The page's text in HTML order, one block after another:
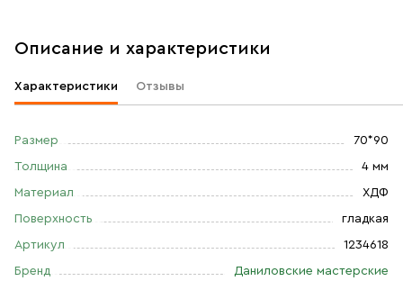
Описание и характеристики
Характеристики Отзывы
Размер 70*90
Толщина 4 мм
Материал ХДФ
Поверхность гладкая
Артикул 1234618
Бренд Даниловские мастерские